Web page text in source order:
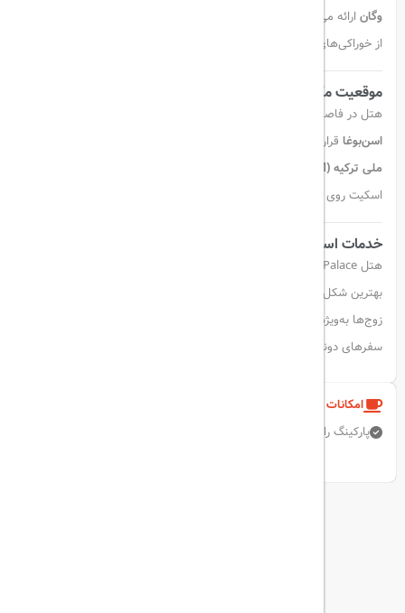
وگان ارائه می‌دهد. صبحانه شامل شیرینی‌های تازه، غذاهای محلی و تنوعی
از خوراکی‌های خوش‌طعم است.
موقعیت مکانی عالی
هتل در فاصله ۲۰ مایلی (حدود ۳۲ کیلومتری) از فرودگاه بین‌المللی
اسن‌بوغا قرار دارد. جاذبه‌هایی مانند
ملی ترکیه (TBMM)
اسکیت روی یخ نیز در نزدیکی محل اقامت وجود دارد.
خدمات استثنایی
بهترین شکل پذیرایی می‌کند و اقامتی به‌یادماندنی را برایشان رقم می‌زند.
سفرهای دونفره.
امکانات و خدمات هتل
پارکینگ رایگان